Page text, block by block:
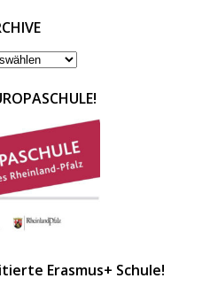
Erasmus+ Schule!